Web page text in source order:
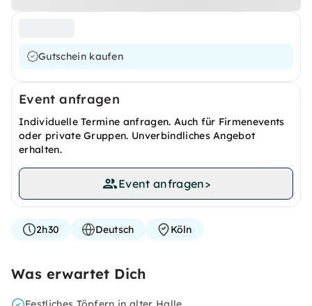
Gutschein kaufen
Event anfragen
Individuelle Termine anfragen. Auch für Firmenevents
oder private Gruppen. Unverbindliches Angebot
erhalten.
Event anfragen>
2h30 Deutsch Köln
Was erwartet Dich